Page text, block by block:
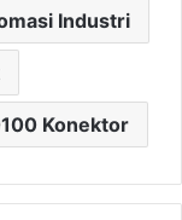
Industri
Konektor